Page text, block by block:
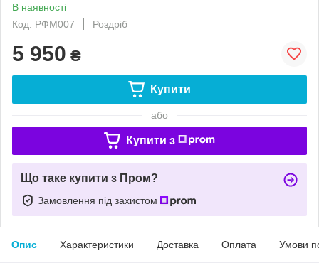
В наявності
Код: РФМ007
Роздріб
5 950 ₴
Купити
або
Купити з
Що таке купити з Пром?
Замовлення під захистом
Опис Характеристики Доставка Оплата Умови